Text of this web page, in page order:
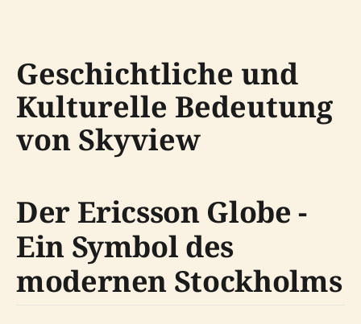
Geschichtliche und
Kulturelle Bedeutung
von Skyview
Der Ericsson Globe -
Ein Symbol des
modernen Stockholms